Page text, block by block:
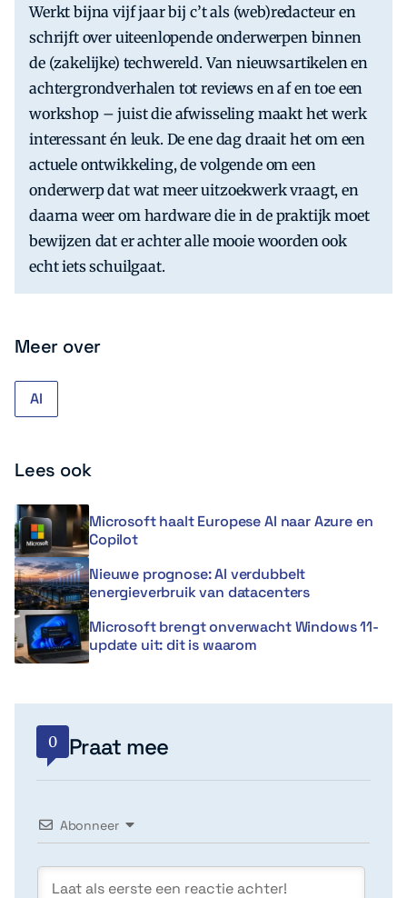
Werkt bijna vijf jaar bij c’t als (web)redacteur en
schrijft over uiteenlopende onderwerpen binnen
de (zakelijke) techwereld. Van nieuwsartikelen en
achtergrondverhalen tot reviews en af en toe een
workshop – juist die afwisseling maakt het werk
interessant én leuk. De ene dag draait het om een
actuele ontwikkeling, de volgende om een
onderwerp dat wat meer uitzoekwerk vraagt, en
daarna weer om hardware die in de praktijk moet
bewijzen dat er achter alle mooie woorden ook
echt iets schuilgaat.
Meer over
AI
Lees ook
Microsoft haalt Europese AI naar Azure en
Copilot
Nieuwe prognose: AI verdubbelt
energieverbruik van datacenters
Microsoft brengt onverwacht Windows 11-
update uit: dit is waarom
0 Praat mee
Abonneer